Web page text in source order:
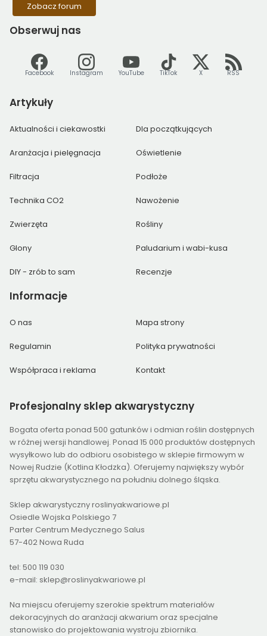
Zobacz forum
Obserwuj nas
Facebook Instagram YouTube TikTok X RSS
Artykuły
Aktualności i ciekawostki Dla początkujących
Aranżacja i pielęgnacja Oświetlenie
Filtracja Podłoże
Technika CO2 Nawożenie
Zwierzęta Rośliny
Glony Paludarium i wabi-kusa
DIY - zrób to sam Recenzje
Informacje
O nas Mapa strony
Regulamin Polityka prywatności
Współpraca i reklama Kontakt
Profesjonalny sklep akwarystyczny
Bogata oferta ponad 500 gatunków i odmian roślin dostępnych
w różnej wersji handlowej. Ponad 15 000 produktów dostępnych
wysyłkowo lub do odbioru osobistego w sklepie firmowym w
Nowej Rudzie (Kotlina Kłodzka). Oferujemy największy wybór
sprzętu akwarystycznego na południu dolnego śląska.
Sklep akwarystyczny roslinyakwariowe.pl
Osiedle Wojska Polskiego 7
Parter Centrum Medycznego Salus
57-402 Nowa Ruda
tel: 500 119 030
e-mail: sklep@roslinyakwariowe.pl
Na miejscu oferujemy szerokie spektrum materiałów
dekoracyjnych do aranżacji akwarium oraz specjalne
stanowisko do projektowania wystroju zbiornika.